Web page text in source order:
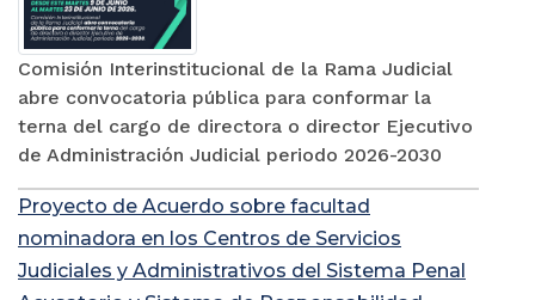
Comisión Interinstitucional de la Rama Judicial
abre convocatoria pública para conformar la
terna del cargo de directora o director Ejecutivo
de Administración Judicial periodo 2026-2030
Proyecto de Acuerdo sobre facultad
nominadora en los Centros de Servicios
Judiciales y Administrativos del Sistema Penal